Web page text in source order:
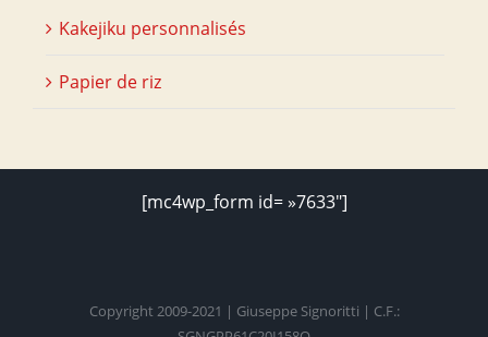
Kakejiku personnalisés
Papier de riz
[mc4wp_form id= »7633″]
Copyright 2009-2021 | Giuseppe Signoritti | C.F.: